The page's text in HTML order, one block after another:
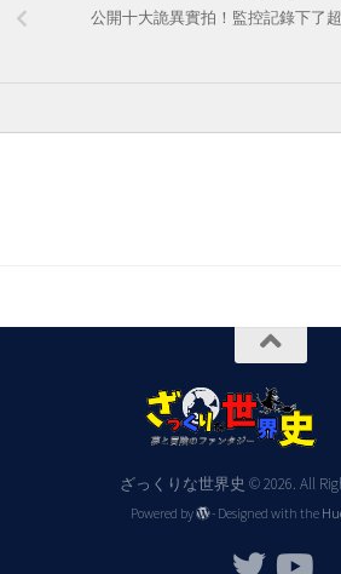
公開十大詭異實拍！監控記錄下了
ざっくりな世界史 © 2026. All
Powered by - Designed with the